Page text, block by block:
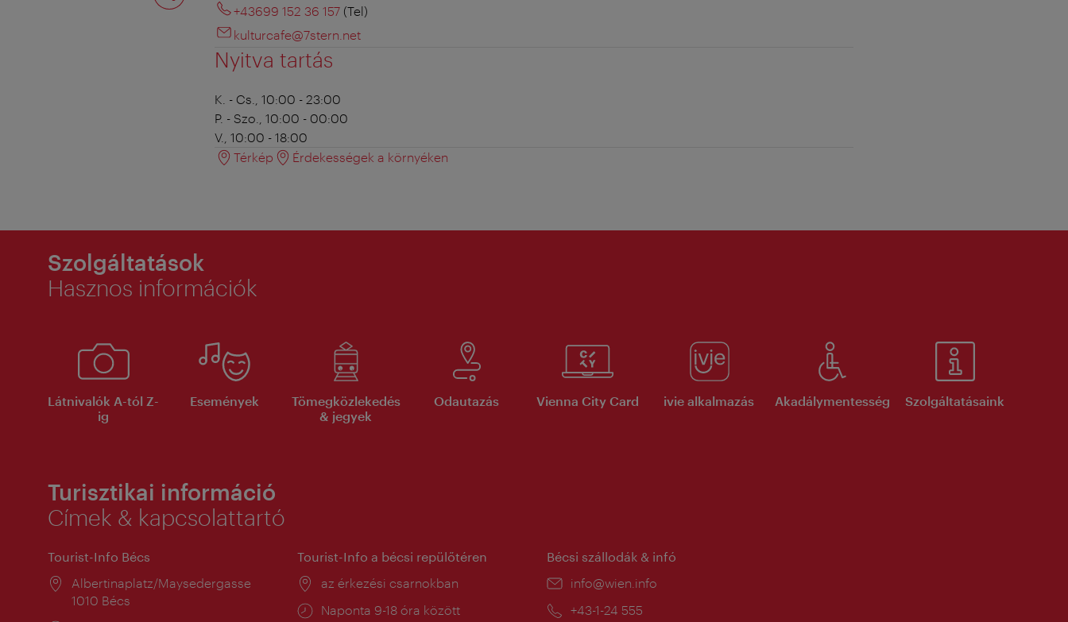
+43699 152 36 157 (Tel)
kulturcafe@7stern.net
Nyitva tartás
K. - Cs., 10:00 - 23:00
P. - Szo., 10:00 - 00:00
V., 10:00 - 18:00
Térkép
Érdekességek a környéken
Szolgáltatások
Hasznos információk
Látnivalók A-tól Z-
ig
Események
Tömegközlekedés
& jegyek
Odautazás Vienna City Card ivie alkalmazás Akadálymentesség Szolgáltatásaink
Turisztikai információ
Címek & kapcsolattartó
Tourist-Info Bécs
Helyszín:
Albertinaplatz/Maysedergasse
1010 Bécs
Tourist-Info a bécsi repülőtéren
Helyszín:
az érkezési csarnokban
Nyitva
Naponta 9-18 óra között
Bécsi szállodák & infó
E-
info@wien.info
Telefon:
+43-1-24 555